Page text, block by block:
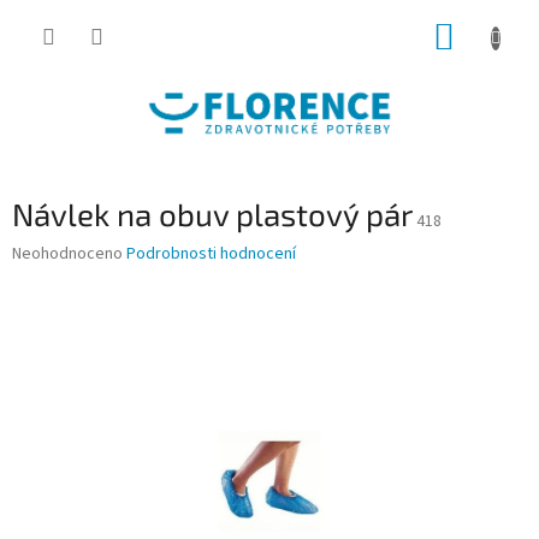
Návlek na obuv plastový pár 418
Průměrné
Neohodnoceno Podrobnosti hodnocení